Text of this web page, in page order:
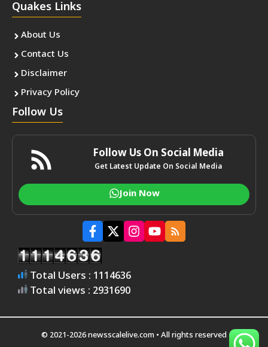
Quakes Links
About Us
Contact Us
Disclaimer
Privacy Policy
Follow Us
Follow Us On Social Media
Get Latest Update On Social Media
Join Now
Total Users : 1114636
Total views : 2931690
© 2021-2026 newsscalelive.com • All rights reserved